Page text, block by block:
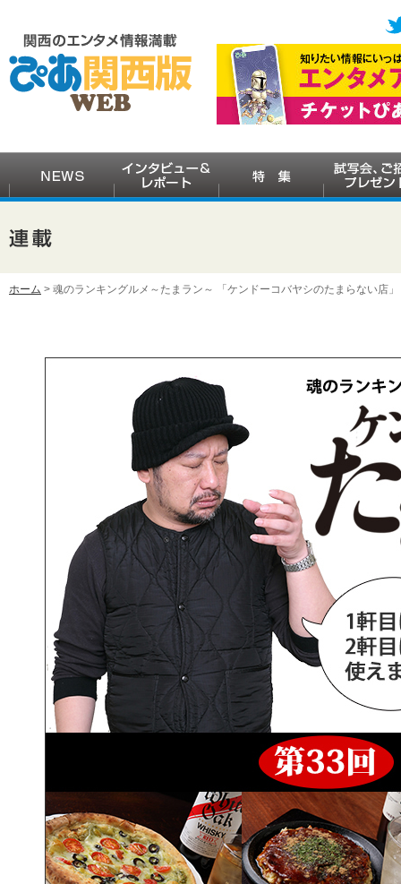
ホーム > 魂のランキングルメ～たまラン～ 「ケンドーコバヤシのたまらない店」